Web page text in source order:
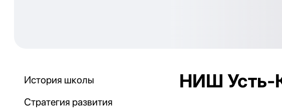
История школы
Стратегия развития
НИШ Усть-